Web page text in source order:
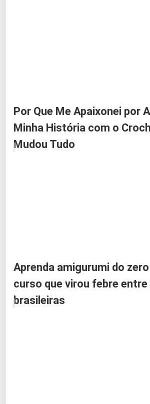
Por Que Me Apaixonei por
Minha História com o
Mudou Tudo
Aprenda amigurumi do
curso que virou febre
brasileiras